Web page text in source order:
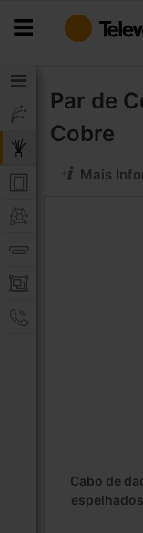
para
Par de
Cobre
Mais
Cabo de